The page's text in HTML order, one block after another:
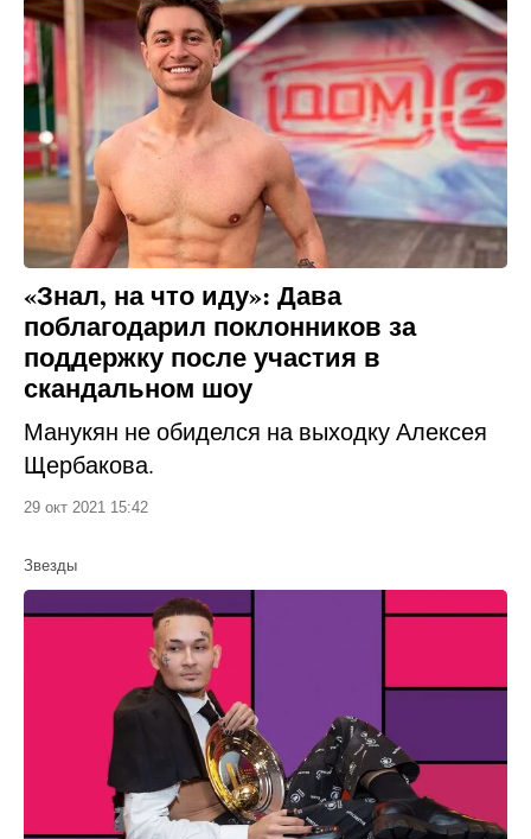
«Знал, на что иду»: Дава
поблагодарил поклонников за
поддержку после участия в
скандальном шоу
Манукян не обиделся на выходку Алексея
Щербакова.
29 окт 2021 15:42
Звезды